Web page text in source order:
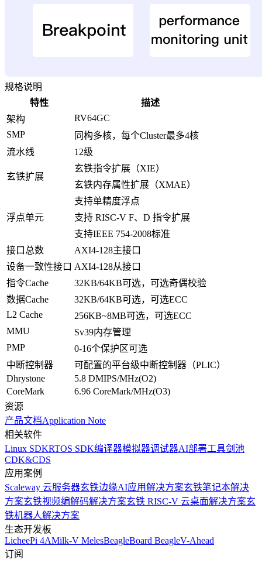
规格说明
特性
描述
架构
RV64GC
SMP
同构多核，每个Cluster最多4核
流水线
12级
玄铁扩展
玄铁指令扩展（XIE）
玄铁内存属性扩展（XMAE）
浮点单元
支持单精度浮点
支持 RISC-V F、D 指令扩展
支持IEEE 754-2008标准
接口总数
AXI4-128主接口
设备一致性接口 AXI4-128从接口
指令Cache
32KB/64KB可选，可选奇偶校验
数据Cache
32KB/64KB可选，可选ECC
L2 Cache
256KB~8MB可选，可选ECC
MMU
Sv39内存管理
PMP
0-16个保护区可选
中断控制器
可配置的平台级中断控制器（PLIC）
Dhrystone
5.8 DMIPS/MHz(O2)
CoreMark
6.96 CoreMark/MHz(O3)
资源
产品文档Application Note
相关软件
Linux SDKRTOS SDK编译器模拟器调试器AI部署工具剑池
CDK&CDS
应用案例
Scaleway 云服务器玄铁边缘AI应用解决方案玄铁笔记本解决
方案玄铁视频编解码解决方案玄铁 RISC-V 云桌面解决方案玄
铁机器人解决方案
生态开发板
LicheePi 4AMilk-V MelesBeagleBoard BeagleV-Ahead
订阅